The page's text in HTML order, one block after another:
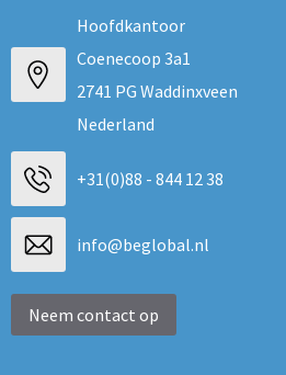
Hoofdkantoor
Coenecoop 3a1
2741 PG Waddinxveen
Nederland
+31(0)88 - 844 12 38
info@beglobal.nl
Neem contact op